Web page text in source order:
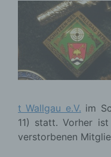
t Wallgau e.V. im
11) statt. Vorher
verstorbenen